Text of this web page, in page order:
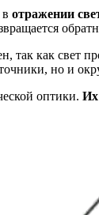
отражении
так как свет
но и
оптики. Их